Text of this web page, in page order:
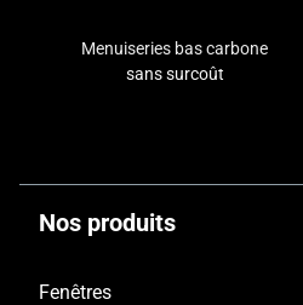
Menuiseries bas carbone
sans surcoût
Nos produits
Fenêtres